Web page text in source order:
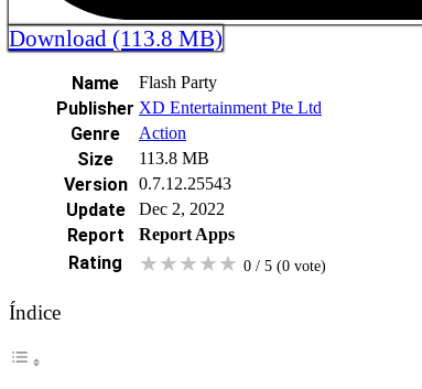
Download (113.8 MB)
Name Flash Party
Publisher XD Entertainment Pte Ltd
Genre Action
Size 113.8 MB
Version 0.7.12.25543
Update Dec 2, 2022
Report Report Apps
Rating ★★★★★ 0 / 5 (0 vote)
Índice